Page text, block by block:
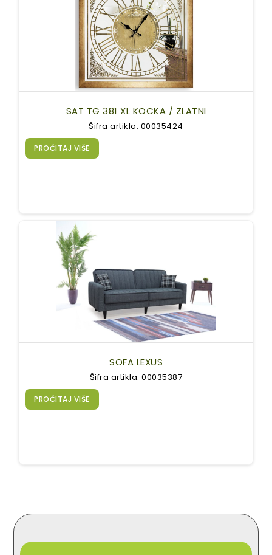
SAT TG 381 XL KOCKA / ZLATNI
Šifra artikla: 00035424
PROČITAJ VIŠE
SOFA LEXUS
Šifra artikla: 00035387
PROČITAJ VIŠE